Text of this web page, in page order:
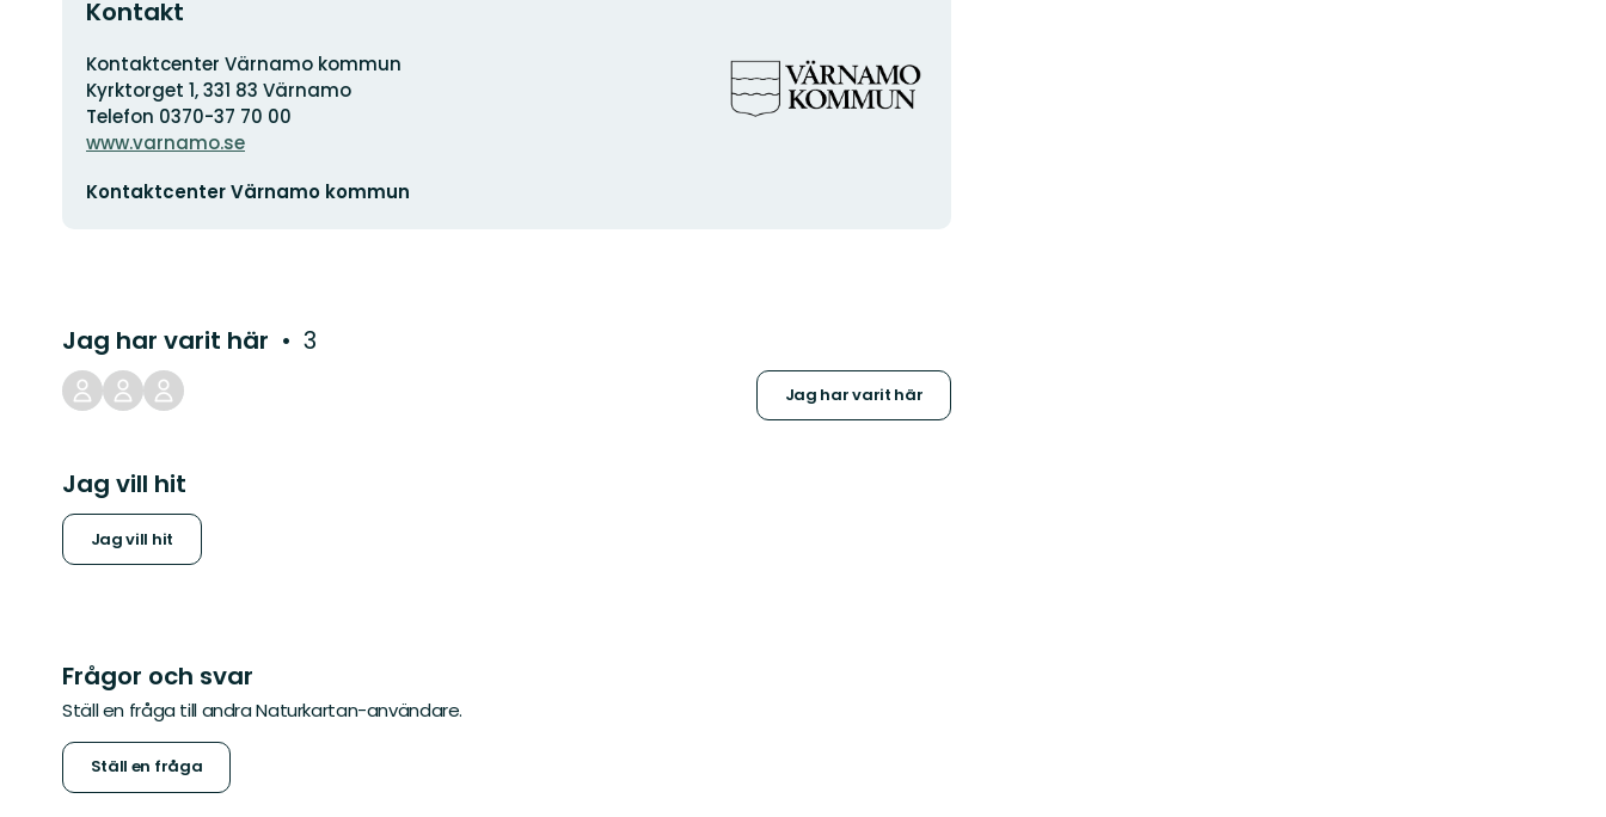
Kontakt
Adress
Kontaktcenter Värnamo kommun
Kyrktorget 1, 331 83 Värnamo
Telefon 0370-37 70 00
www.varnamo.se
postadress
Kontaktcenter Värnamo kommun
Organisationens
logotyp
Jag har varit här 3
Jag har varit här
Jag vill hit
Jag vill hit
Frågor och svar
Ställ en fråga till andra Naturkartan-användare.
Ställ en fråga